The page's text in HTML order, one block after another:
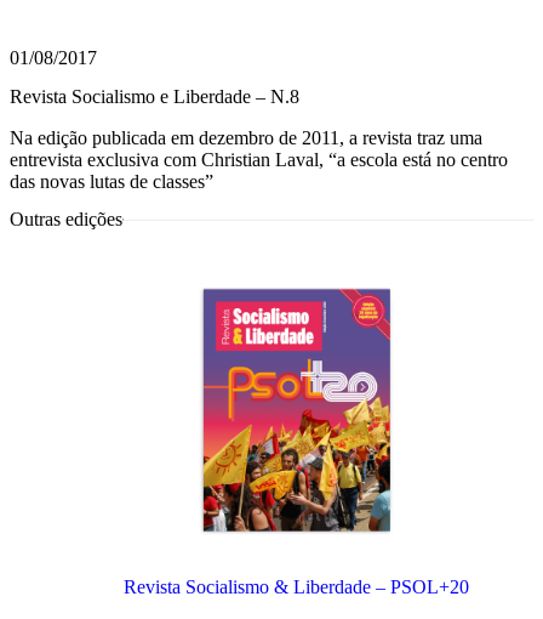
01/08/2017
Revista Socialismo e Liberdade – N.8
Na edição publicada em dezembro de 2011, a revista traz uma
entrevista exclusiva com Christian Laval, “a escola está no centro
das novas lutas de classes”
Outras edições
Revista Socialismo & Liberdade – PSOL+20